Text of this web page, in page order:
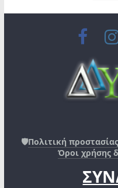
🛡️Πολιτική
Όροι χρήσης